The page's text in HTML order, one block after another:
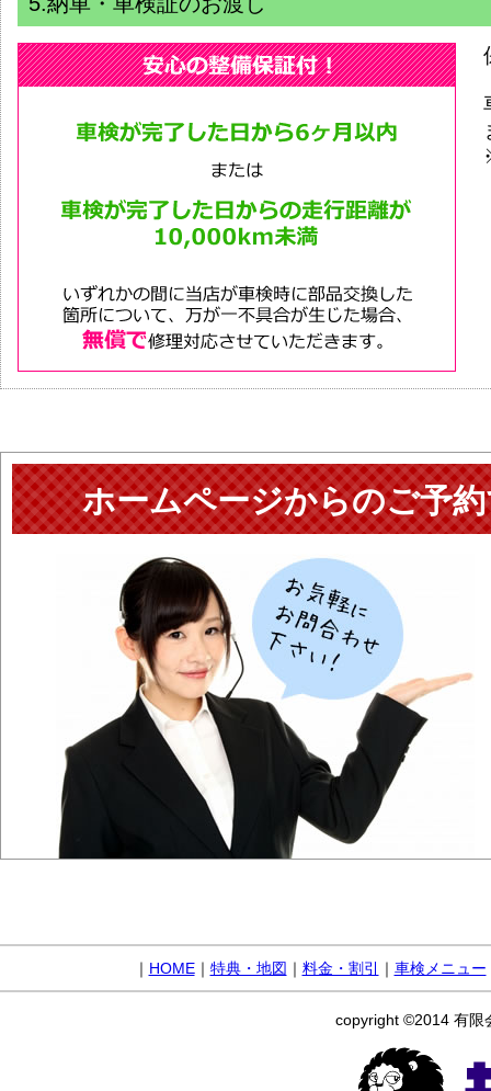
ホームページからのご予
｜ HOME｜ 特典・地図 ｜ 料金・割引 ｜ 車検メニュー
copyright ©2014 有限